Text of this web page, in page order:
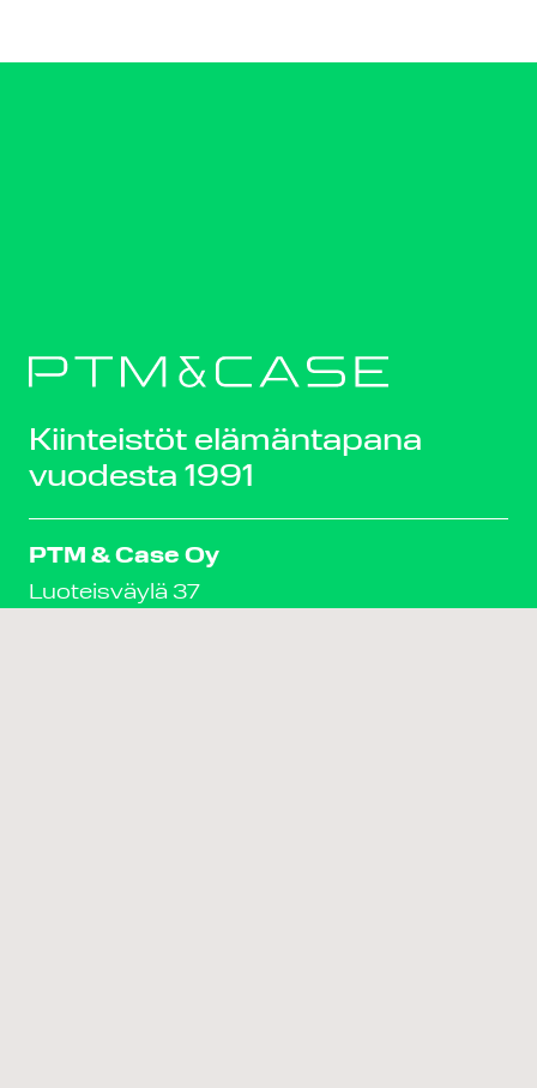
Kiinteistöt elämäntapana
vuodesta 1991
PTM & Case Oy
Luoteisväylä 37